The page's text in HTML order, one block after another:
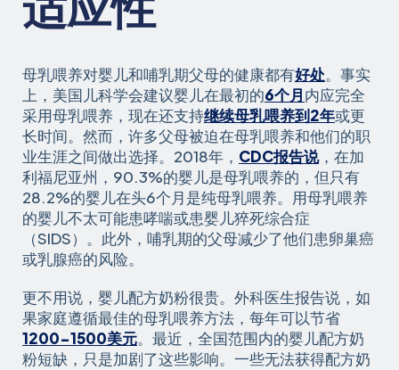
母乳喂养对婴儿和哺乳期父母的健康都有好处。事实
上，美国儿科学会建议婴儿在最初的6个月内应完全
采用母乳喂养，现在还支持继续母乳喂养到2年或更
长时间。然而，许多父母被迫在母乳喂养和他们的职
业生涯之间做出选择。2018年， CDC报告说，在加
利福尼亚州，90.3%的婴儿是母乳喂养的，但只有
28.2%的婴儿在头6个月是纯母乳喂养。用母乳喂养
的婴儿不太可能患哮喘或患婴儿猝死综合症
（SIDS）。此外，哺乳期的父母减少了他们患卵巢癌
或乳腺癌的风险。
更不用说，婴儿配方奶粉很贵。外科医生报告说，如
果家庭遵循最佳的母乳喂养方法，每年可以节省
1200-1500美元。最近，全国范围内的婴儿配方奶
粉短缺，只是加剧了这些影响。一些无法获得配方奶